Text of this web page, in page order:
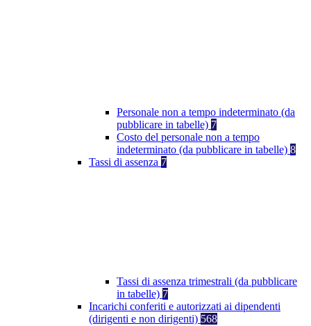
Personale non a tempo indeterminato (da
pubblicare in tabelle) 7
Costo del personale non a tempo
indeterminato (da pubblicare in tabelle) 8
Tassi di assenza 7
Tassi di assenza trimestrali (da pubblicare
in tabelle) 7
Incarichi conferiti e autorizzati ai dipendenti
(dirigenti e non dirigenti) 568